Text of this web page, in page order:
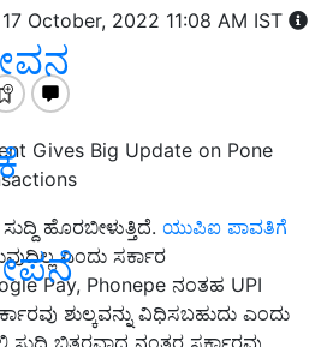
October, 2022 11:08 AM IST
Gives Big Update on Pone
ಹೊರಬೀಳುತ್ತಿದೆ. ಯುಪಿಐ ಪಾವತಿಗೆ
ಎಂದು ಸರ್ಕಾರ
Pay, Phonepe ನಂತಹ UPI
ಶುಲ್ಕವನ್ನು ವಿಧಿಸಬಹುದು ಎಂದು